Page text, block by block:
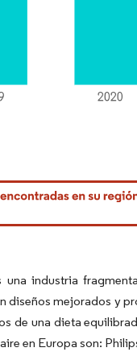
CC BY 4.0.
industria
diseños mejorados y
de una dieta
en Europa son: